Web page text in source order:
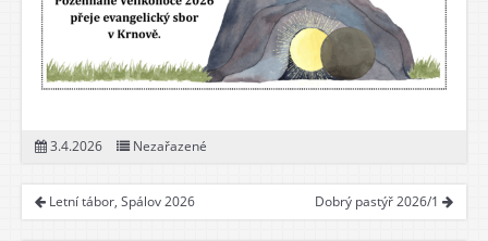
3.4.2026 Nezařazené
Letní tábor, Spálov 2026 Dobrý pastýř 2026/1